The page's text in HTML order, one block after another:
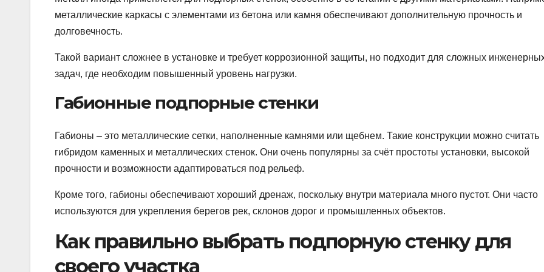
металлические каркасы с элементами из бетона или камня обеспечивают дополнительную прочность и
долговечность.
Такой вариант сложнее в установке и требует коррозионной защиты, но подходит для сложных
задач, где необходим повышенный уровень нагрузки.
Габионные подпорные стенки
Габионы – это металлические сетки, наполненные камнями или щебнем. Такие конструкции можно считать
гибридом каменных и металлических стенок. Они очень популярны за счёт простоты установки, высокой
прочности и возможности адаптироваться под рельеф.
Кроме того, габионы обеспечивают хороший дренаж, поскольку внутри материала много пустот. Они часто
используются для укрепления берегов рек, склонов дорог и промышленных объектов.
Как правильно выбрать подпорную стенку для
своего участка